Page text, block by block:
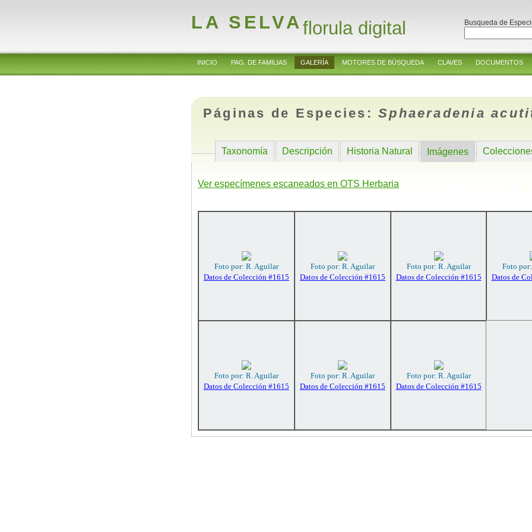
LA SELVAflorula digital Busqueda de
INICIO PAG. DE FAMILIAS GALERÍA MOTORES DE BÚSQUEDA CLAVES DOCUMENTOS
Páginas de Especies:Sphaeradenia
Taxonomía Descripción Historia Natural Imágenes
Ver especímenes escaneados en OTS Herbaria
Foto por: R. Aguilar
Datos de Colección #1615
Foto por: R. Aguilar
Datos de Colección #1615
Foto por: R. Aguilar
Datos de Colección #1615
Foto
Datos de
Foto por: R. Aguilar
Datos de Colección #1615
Foto por: R. Aguilar
Datos de Colección #1615
Foto por: R. Aguilar
Datos de Colección #1615